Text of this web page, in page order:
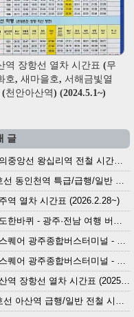
역 장항선 열차 시간표 (무
호, 새마을호, 서해금빛열
(천안아산역) (2024.5.1~)
글
경의중앙선 왕십리역 전철 시간표 (2026.4.20~)
1호선 동인천역 특급/급행/일반 전철 시간표 (2026.2.28~)
역 열차 시간표 (2026.2.28~)
남도한바퀴 - 광주·전남 여행 버스 노선 (2026.3.1~5.31)
유스퀘어 광주종합버스터미널 - 곡성,순천／화순,보성,율포 방면 시외버스 시간표 (2026.1.31)
유스퀘어 광주종합버스터미널 - 담양, 순창, 남원, 무주, 장수, 거창, 대구 방면 시외버스 시간표 (2026...
아산역 장항선 열차 시간표 (2025.12.30 기준) (무궁화호, ITX-마음, 새마을호, 서해금빛열차)
1호선 아산역 급행/일반 전철 시간표 (2025.12.30~)